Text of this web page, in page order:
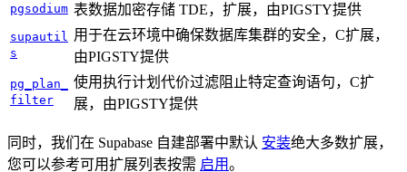
pgsodium 表数据加密存储 TDE，扩展，由PIGSTY提供
supautil
s
用于在云环境中确保数据库集群的安全，C扩展，
由PIGSTY提供
pg_plan_
filter
使用执行计划代价过滤阻止特定查询语句，C扩
展，由PIGSTY提供
同时，我们在 Supabase 自建部署中默认 安装绝大多数扩展，
您可以参考可用扩展列表按需 启用。